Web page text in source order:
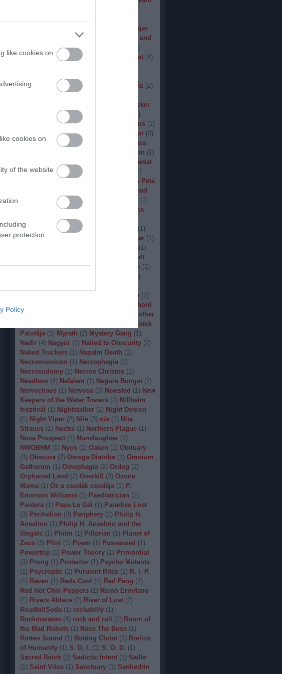
like cookies on
cookies on
of the website
protection.
Policy
Jinjer
Johnny in the Jungle
John Diva and
the Rockets of Love
)
Jónás Tamás
1) Jucifer Judas Priest (4)
Karma To Burn
( Karst Kátai Tamás (2)
Kingseeker
King Diamond 1)
)
Kissin Dynamite (1) Kobra and the Lotus (1)
Krallice (1) Kreator (3)
Krisz (1) Kvelertak 2
Kyuss
League of Distortion (1)
Little Caesar
(1) Lividity 1 Lizzies 2)
Lukács Peta
Machine Head
Madder Mortem (1)
(2) Maggot Heart
Magma
Makó Dávid
Malignancy
( Man.Machine.Industry (1)
Manegarm
Manowar (1)
(1)
Melt
Banana (1) Mercyful Fate Merrimack (1)
)
Moonsorrow (1)
Morhord
(1
Mother
Művészetek
Palotája (1) Myrath (2) Mystery Gang (1)
Nadir (4) Nagyúr (1) Nailed to Obscurity (2)
Naked Truckers (1) Napalm Death (1)
Necromomicon (1) Necrophagia (1)
Necrosodomy (1) Necros Christos (1)
Needless (4) Nefalem (1) Negura Bunget (2)
Nervochaos (1) Nervosa (3) Newsted (1) New
Keepers of the Water Towers (1) Niflheim
fesztivál (1) Nightstalker (1) Night Demon
(1) Night Viper (2) Nile (3) nís (1) Nita
Strauss (1) Noctis (1) Northern Plague (1)
Nova Prospect (1) Nunslaughter (1)
NWOBHM (1) Nyos (1) Oaken (1) Obituary
(3) Obscura (2) Omega Diatribe (1) Omnium
Gatherum (1) Omophagia (2) Ordog (2)
Orphaned Land (2) Overkill (3) Ozone
Mama (1) Óz a csodák csodája (1) P.
Emerson Williams (1) Paediatrician (2)
Pantera (1) Papa Le Gál (1) Paradise Lost
(3) Perihelion (3) Periphery (1) Philip H.
Anselmo (1) Philip H. Anselmo and the
Illegals (1) Philm (1) Pillorian (1) Planet of
Zeus (3) Plini (1) Poem (1) Possessed (1)
Powertrip (1) Power Theory (1) Primordial
(3) Prong (1) Protector (1) Psycho Mutants
(1) Psycroptic (2) Purulent Rites (2) R. I. P.
(1) Raven (1) Reds Cool (1) Red Fang (2)
Red Hot Chili Peppers (1) Reino Ermitano
(1) Rivers Ablaze (2) River of Lust (2)
RoadkillSoda (1) rockabilly (1)
Rockmaraton (4) rock and roll (2) Room of
the Mad Robots (1) Ross The Boss (1)
Rotten Sound (1) Rotting Christ (1) Rrelics
of Humanity (1) S. D. I. (1) S. O. D. (1)
Sacred Reich (2) Sadictic Intent (1) Saille
(1) Saint Vitus (1) Sanctuary (1) Sanhedrin